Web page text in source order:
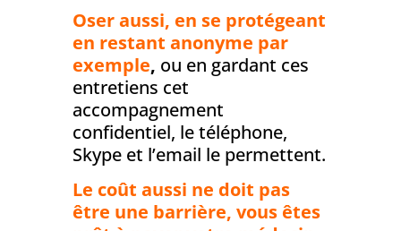
Oser aussi, en se protégeant
en restant anonyme par
exemple, ou en gardant ces
entretiens cet
accompagnement
confidentiel, le téléphone,
Skype et l’email le permettent.
Le coût aussi ne doit pas
être une barrière, vous êtes